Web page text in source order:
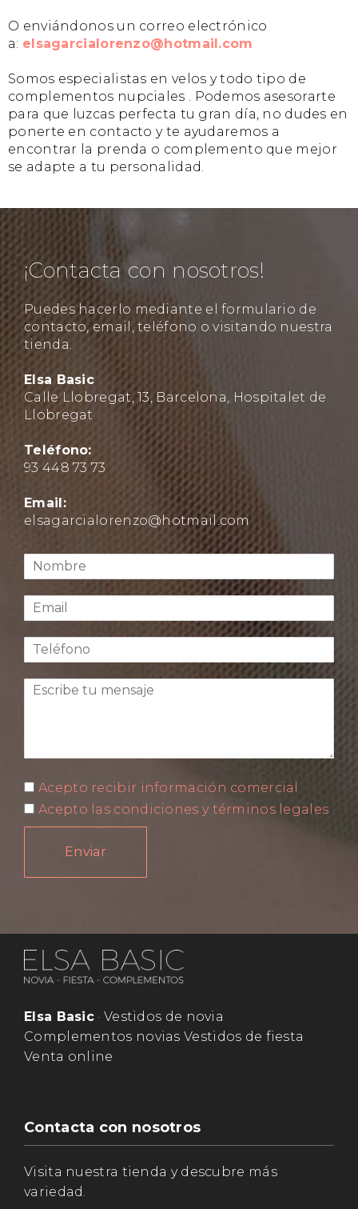
O enviándonos un correo electrónico
a: elsagarcialorenzo@hotmail.com
Somos especialistas en velos y todo tipo de
complementos nupciales . Podemos asesorarte
para que luzcas perfecta tu gran día, no dudes en
ponerte en contacto y te ayudaremos a
encontrar la prenda o complemento que mejor
se adapte a tu personalidad.
¡Contacta con nosotros!
Puedes hacerlo mediante el formulario de
contacto, email, teléfono o visitando nuestra
tienda.
Elsa Basic
Calle Llobregat, 13, Barcelona, Hospitalet de
Llobregat
Teléfono:
93 448 73 73
Email:
elsagarcialorenzo@hotmail.com
Acepto recibir información comercial
Acepto las condiciones y términos legales
Enviar
Elsa Basic · Vestidos de novia
Complementos novias Vestidos de fiesta
Venta online
Contacta con nosotros
Visita nuestra tienda y descubre más
variedad.